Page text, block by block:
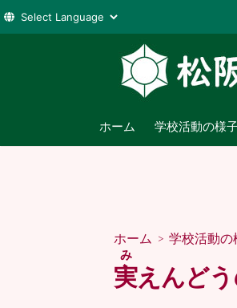
へ
ホーム 学校活動の様
2026年度
ホーム > 学校活動の
実
み
えんど